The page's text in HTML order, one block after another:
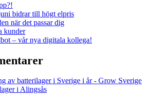
bidrar till högt elpris
när det passar dig
kunder
– vår nya digitala kollega!
av batterilager i Sverige i år - Grow Sverige
i Alingsås